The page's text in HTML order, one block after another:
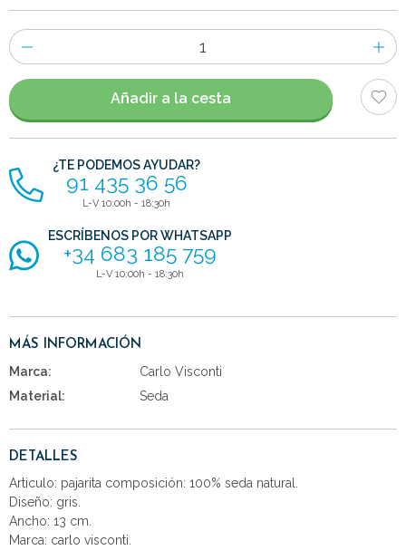
Número
de
artículos
Añadir a la cesta
¿TE PODEMOS AYUDAR?
91 435 36 56
L-V 10:00h - 18:30h
ESCRÍBENOS POR WHATSAPP
+34 683 185 759
L-V 10:00h - 18:30h
MÁS INFORMACIÓN
Marca:
Carlo Visconti
Material:
Seda
DETALLES
Articulo: pajarita composición: 100% seda natural.
Diseño: gris.
Ancho: 13 cm.
Marca: carlo visconti.